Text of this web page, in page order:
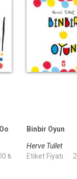
₺
Binbir Oyun
Herve Tullet
Etiket Fiyatı :